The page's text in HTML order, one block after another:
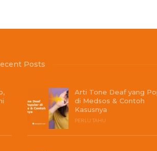
Posts
Arti Tone Deaf yang
di Medsos & Contoh
Kasusnya
PERLU TAHU